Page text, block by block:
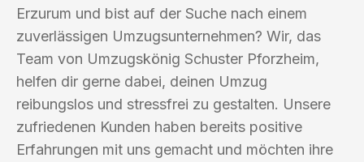
Erzurum und bist auf der Suche nach einem
zuverlässigen Umzugsunternehmen? Wir, das
Team von Umzugskönig Schuster Pforzheim,
helfen dir gerne dabei, deinen Umzug
reibungslos und stressfrei zu gestalten. Unsere
zufriedenen Kunden haben bereits positive
Erfahrungen mit uns gemacht und möchten ihre